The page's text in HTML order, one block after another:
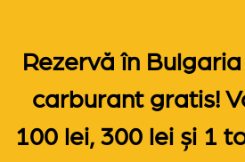
Rezervă în
carburant gratis!
100 lei, 300 lei și 1